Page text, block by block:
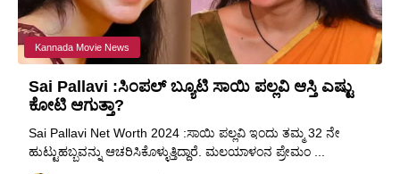
Kannada Movie News
Sai Pallavi :ಸಿಂಪಲ್ ಬ್ಯೂಟಿ ಸಾಯಿ ಪಲ್ಲವಿ ಆಸ್ತಿ ಎಷ್ಟು
ಕೋಟಿ ಆಗುತ್ತಾ?
Sai Pallavi Net Worth 2024 :ಸಾಯಿ ಪಲ್ಲವಿ ಇಂದು ತಮ್ಮ 32 ನೇ
ಹುಟ್ಟುಹಬ್ಬವನ್ನು ಆಚರಿಸಿಕೊಳ್ಳುತ್ತಿದ್ದಾರೆ. ಮಲಯಾಳಂನ ಪ್ರೇಮಂ ...